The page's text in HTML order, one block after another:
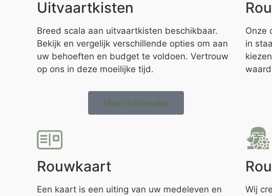
Uitvaartkisten
Breed scala aan uitvaartkisten beschikbaar.
Bekijk en vergelijk verschillende opties om aan
uw behoeften en budget te voldoen. Vertrouw
op ons in deze moeilijke tijd.
Meer informatie
Onze
in
Rouwkaart
Een kaart is een uiting van uw medeleven en
Wij